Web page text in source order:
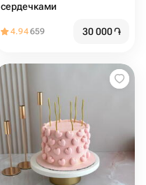
сердечками
4.94659 30 000֏